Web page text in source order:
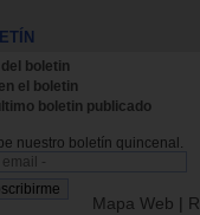
del boletin
el boletin
boletin publicado
nuestro boletín quincenal.
Mapa Web |